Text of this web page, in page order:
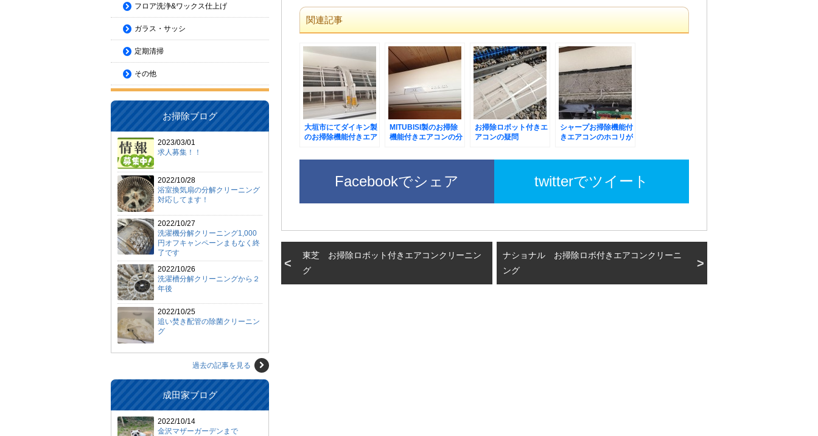
関連記事
大垣市にてダイキン製
のお掃除機能付きエア
MITUBISI製のお掃除
機能付きエアコンの分
お掃除ロボット付きエ
アコンの疑問
シャープお掃除機能付
きエアコンのホコリが
Facebookでシェア twitterでツイート
東芝 お掃除ロボット付きエアコンクリーニン
グ
ナショナル お掃除ロボ付きエアコンクリーニ
ング
フロア洗浄&ワックス仕上げ
ガラス・サッシ
定期清掃
その他
お掃除ブログ
2023/03/01
求人募集！！
2022/10/28
浴室換気扇の分解クリーニング
対応してます！
2022/10/27
洗濯機分解クリーニング1,000
円オフキャンペーンまもなく終
了です
2022/10/26
洗濯槽分解クリーニングから２
年後
2022/10/25
追い焚き配管の除菌クリーニン
グ
過去の記事を見る
成田家ブログ
2022/10/14
金沢マザーガーデンまで